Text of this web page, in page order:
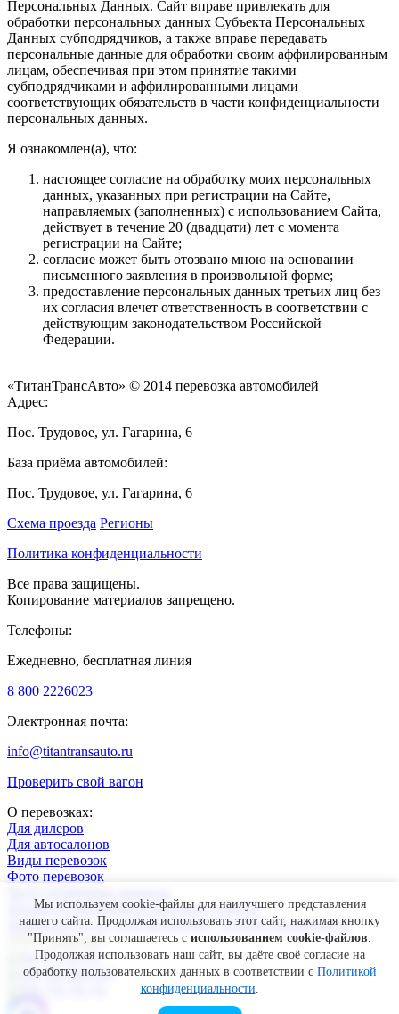
Персональных Данных. Сайт вправе привлекать для
обработки персональных данных Субъекта Персональных
Данных субподрядчиков, а также вправе передавать
персональные данные для обработки своим аффилированным
лицам, обеспечивая при этом принятие такими
субподрядчиками и аффилированными лицами
соответствующих обязательств в части конфиденциальности
персональных данных.
Я ознакомлен(а), что:
настоящее согласие на обработку моих персональных
данных, указанных при регистрации на Сайте,
направляемых (заполненных) с использованием Сайта,
действует в течение 20 (двадцати) лет с момента
регистрации на Сайте;
согласие может быть отозвано мною на основании
письменного заявления в произвольной форме;
предоставление персональных данных третьих лиц без
их согласия влечет ответственность в соответствии с
действующим законодательством Российской
Федерации.
«ТитанТрансАвто» © 2014 перевозка автомобилей
Адрес:
Пос. Трудовое, ул. Гагарина, 6
База приёма автомобилей:
Пос. Трудовое, ул. Гагарина, 6
Схема проезда Регионы
Политика конфиденциальности
Все права защищены.
Копирование материалов запрещено.
Телефоны:
Ежедневно, бесплатная линия
8 800 2226023
Электронная почта:
info@titantransauto.ru
Проверить свой вагон
О перевозках:
Для дилеров
Для автосалонов
Виды перевозок
Фото перевозок
Перевезти автомобиль железной дорогой
Перевозки по ж/д или автовозом - десятки направлений
ТТА в соцсетях:
Мы используем cookie-файлы для наилучшего представления
нашего сайта. Продолжая использовать этот сайт, нажимая кнопку
"Принять", вы соглашаетесь с использованием cookie-файлов.
Продолжая использовать наш сайт, вы даёте своё согласие на
обработку пользовательских данных в соответствии с Политикой
конфиденциальности.